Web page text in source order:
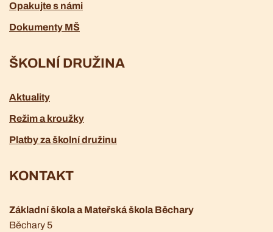
Opakujte s námi
Dokumenty MŠ
ŠKOLNÍ DRUŽINA
Aktuality
Režim a kroužky
Platby za školní družinu
KONTAKT
Základní škola a Mateřská škola Běchary
Běchary 5